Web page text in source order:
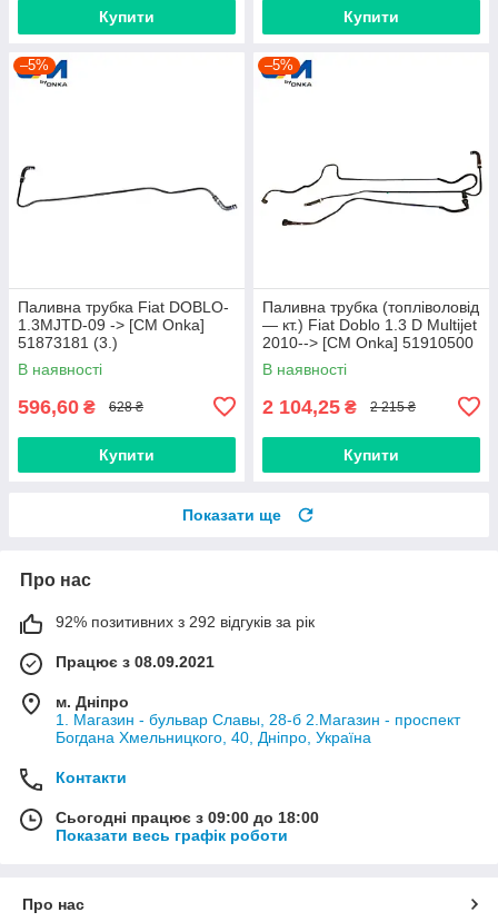
Купити Купити
–5%
Паливна трубка Fiat DOBLO-
1.3MJTD-09 -> [CM Onka]
51873181 (3.)
В наявності
596,60 ₴ 628 ₴
Купити
–5%
Паливна трубка (топліволовід
— кт.) Fiat Doblo 1.3 D Multijet
2010--> [CM Onka] 51910500
В наявності
2 104,25 ₴ 2 215 ₴
Купити
Показати ще
Про нас
92% позитивних з 292 відгуків за рік
Працює з 08.09.2021
м. Дніпро
1. Магазин - бульвар Славы, 28-б 2.Магазин - проспект
Богдана Хмельницкого, 40, Дніпро, Україна
Контакти
Сьогодні працює з 09:00 до 18:00
Показати весь графік роботи
Про нас